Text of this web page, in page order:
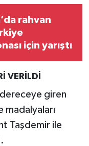
rahvan
için yarıştı
VERİLDİ
dereceye giren
madalyaları
Taşdemir ile